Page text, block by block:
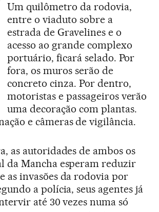
Um quilômetro da rodovia,
entre o viaduto sobre a
estrada de Gravelines e o
acesso ao grande complexo
portuário, ficará selado. Por
fora, os muros serão de
concreto cinza. Por dentro,
motoristas e passageiros verão
uma decoração com plantas.
e câmeras de vigilância.
as autoridades de ambos os
da Mancha esperam reduzir
as invasões da rodovia por
a polícia, seus agentes já
até 30 vezes numa só